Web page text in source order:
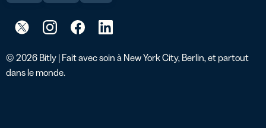
© 2026 Bitly | Fait avec soin à New York City, Berlin, et partout
dans le monde.